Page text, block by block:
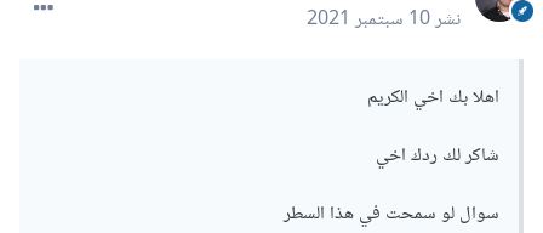
نشر10 سبتمبر 2021
اهلا بك اخي الكريم
شاكر لك ردك اخي
سوال لو سمحت في هذا السطر